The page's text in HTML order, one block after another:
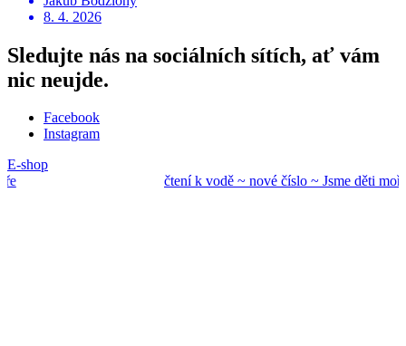
8. 4. 2026
Sledujte nás na sociálních sítích, ať vám
nic neujde.
Facebook
Instagram
E-shop
čtení k vodě ~ novéčíslo ~ Jsme děti moře